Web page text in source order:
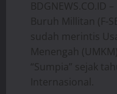
BDGNEWS.CO.ID
Buruh Millitan (F-
sudah merintis
Menengah
“Sumpia” sejak
Internasional.